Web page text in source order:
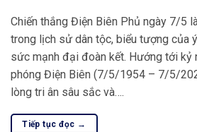
Chiến thắng Điện Biên Phủ ngày 7/5
trong lịch sử dân tộc, biểu tượng của
sức mạnh đại đoàn kết. Hướng tới kỷ
phóng Điện Biên (7/5/1954 – 7/5/
lòng tri ân sâu sắc và….
Tiếp tục đọc →